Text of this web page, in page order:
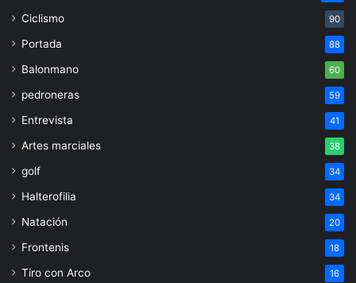
Ciclismo 90
Portada 88
Balonmano 60
pedroneras 59
Entrevista 41
Artes marciales 38
golf 34
Halterofilia 34
Natación 20
Frontenis 18
Tiro con Arco 16